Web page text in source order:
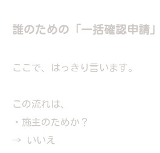
誰のための「一括確認申請
ここで、はっきり言います。
この流れは、
・施主のためか？
→ いいえ